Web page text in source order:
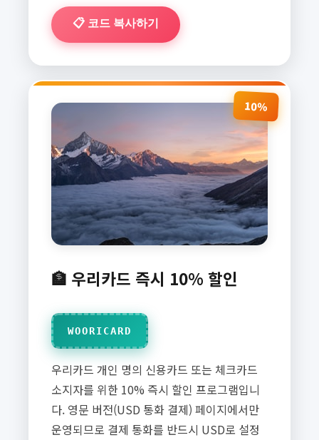
📋 코드 복사하기
10%
🏦 우리카드 즉시 10% 할인
WOORICARD
우리카드 개인 명의 신용카드 또는 체크카드
소지자를 위한 10% 즉시 할인 프로그램입니
다. 영문 버전(USD 통화 결제) 페이지에서만
운영되므로 결제 통화를 반드시 USD로 설정